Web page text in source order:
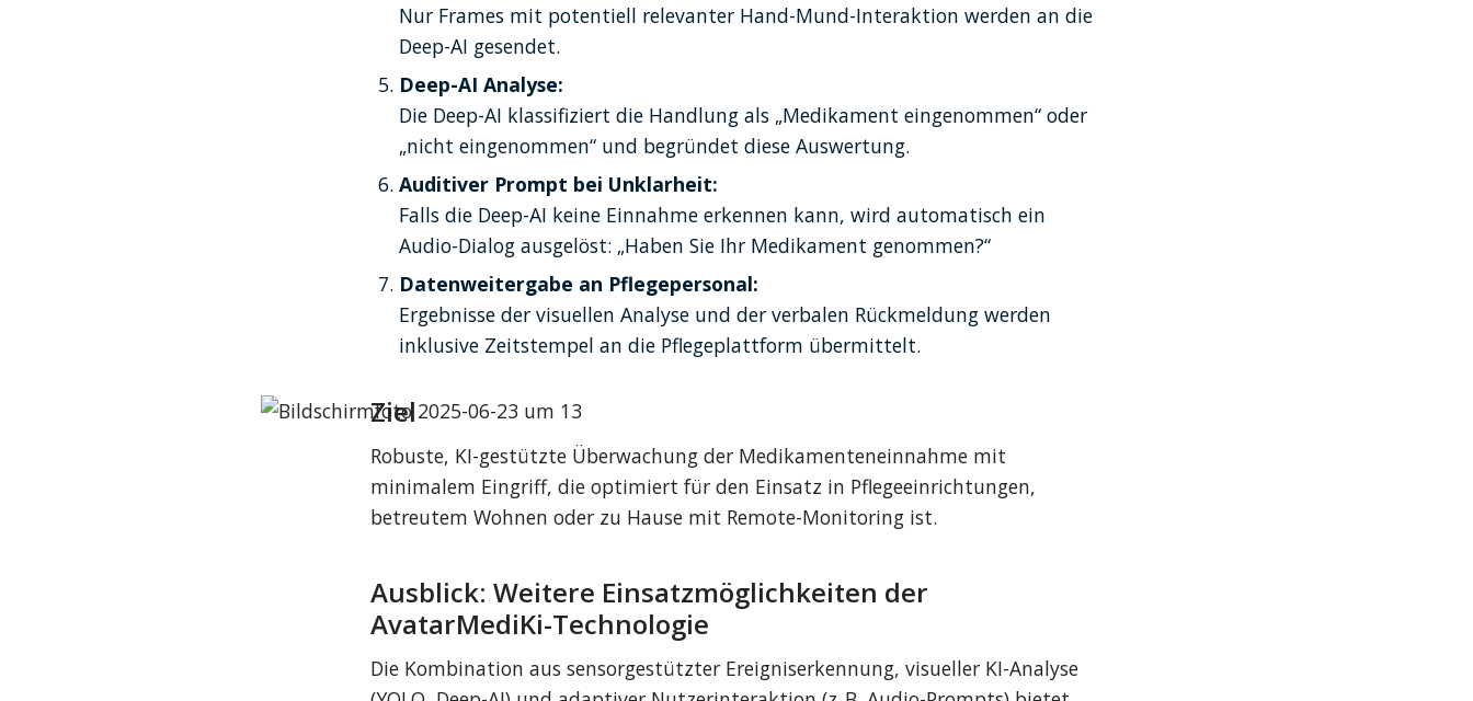
Nur Frames mit potentiell relevanter Hand-Mund-Interaktion werden an die
Deep-AI gesendet.
Deep-AI Analyse:
Die Deep-AI klassifiziert die Handlung als „Medikament eingenommen“ oder
„nicht eingenommen“ und begründet diese Auswertung.
Auditiver Prompt bei Unklarheit:
Falls die Deep-AI keine Einnahme erkennen kann, wird automatisch ein
Audio-Dialog ausgelöst: „Haben Sie Ihr Medikament genommen?“
Datenweitergabe an Pflegepersonal:
Ergebnisse der visuellen Analyse und der verbalen Rückmeldung werden
inklusive Zeitstempel an die Pflegeplattform übermittelt.
Ziel
Robuste, KI-gestützte Überwachung der Medikamenteneinnahme mit
minimalem Eingriff, die optimiert für den Einsatz in Pflegeeinrichtungen,
betreutem Wohnen oder zu Hause mit Remote-Monitoring ist.
Ausblick: Weitere Einsatzmöglichkeiten der
AvatarMediKi-Technologie
Die Kombination aus sensorgestützter Ereigniserkennung, visueller KI-Analyse